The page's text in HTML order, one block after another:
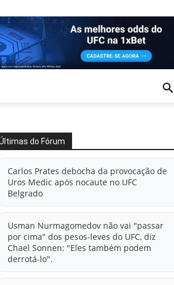
do Fórum
Carlos Prates debocha da provocação de
Uros Medic após nocaute no UFC
Belgrado
Usman Nurmagomedov não vai "passar
por cima" dos pesos-leves do UFC, diz
Chael Sonnen: "Eles também podem
derrotá-lo".